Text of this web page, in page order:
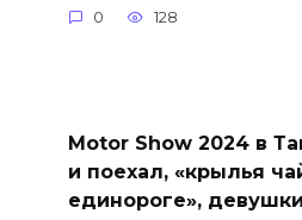
0 128
Motor Show 2024 в
и поехал, «крылья
единороге», девушки